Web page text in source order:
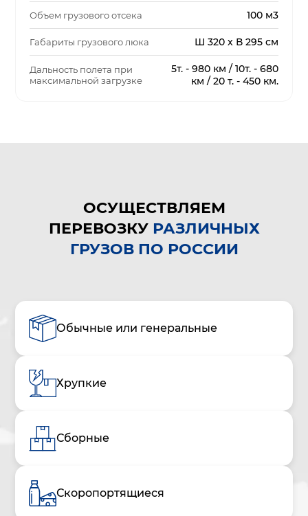
Объем грузового отсека 100 м3
Габариты грузового люка Ш 320 х В 295 см
Дальность полета при
максимальной загрузке
5т. - 980 км / 10т. - 680
км / 20 т. - 450 км.
ОСУЩЕСТВЛЯЕМ
ПЕРЕВОЗКУРАЗЛИЧНЫХ
ГРУЗОВ ПО РОССИИ
Обычные или генеральные
Хрупкие
Сборные
Скоропортящиеся